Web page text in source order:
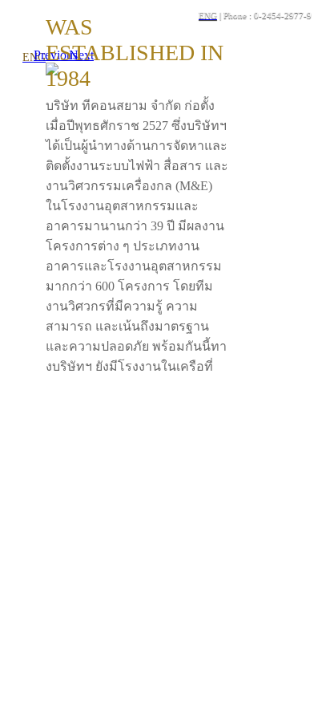
ENG | Phone : 0-2454-2977-9
ENGPreviousNext
WAS
ESTABLISHED IN
1984
บริษัท ทีคอนสยาม จำกัด ก่อตั้ง
เมื่อปีพุทธศักราช 2527 ซึ่งบริษัทฯ
ได้เป็นผู้นำทางด้านการจัดหาและ
ติดตั้งงานระบบไฟฟ้า สื่อสาร และ
งานวิศวกรรมเครื่องกล (M&E)
ในโรงงานอุตสาหกรรมและ
อาคารมานานกว่า 39 ปี มีผลงาน
โครงการต่าง ๆ ประเภทงาน
อาคารและโรงงานอุตสาหกรรม
มากกว่า 600 โครงการ โดยทีม
งานวิศวกรที่มีความรู้ ความ
สามารถ และเน้นถึงมาตรฐาน
และความปลอดภัย พร้อมกันนี้ทา
งบริษัทฯ ยังมีโรงงานในเครือที่